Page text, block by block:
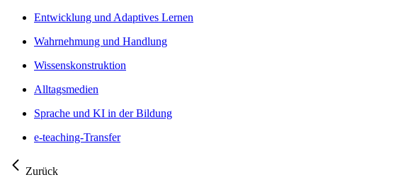
Entwicklung und Adaptives Lernen
Wahrnehmung und Handlung
Wissenskonstruktion
Alltagsmedien
Sprache und KI in der Bildung
e-teaching-Transfer
Zurück